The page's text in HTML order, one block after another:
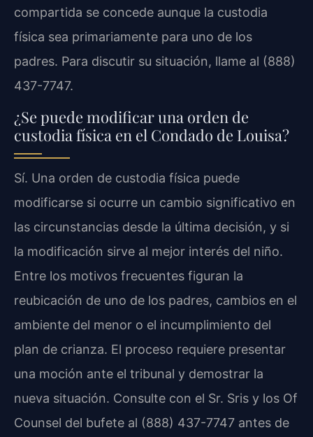
compartida se concede aunque la custodia
física sea primariamente para uno de los
padres. Para discutir su situación, llame al (888)
437-7747.
¿Se puede modificar una orden de
custodia física en el Condado de Louisa?
Sí. Una orden de custodia física puede
modificarse si ocurre un cambio significativo en
las circunstancias desde la última decisión, y si
la modificación sirve al mejor interés del niño.
Entre los motivos frecuentes figuran la
reubicación de uno de los padres, cambios en el
ambiente del menor o el incumplimiento del
plan de crianza. El proceso requiere presentar
una moción ante el tribunal y demostrar la
nueva situación. Consulte con el Sr. Sris y los Of
Counsel del bufete al (888) 437-7747 antes de